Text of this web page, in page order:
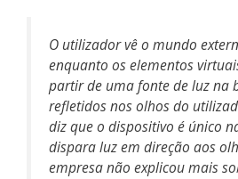
O utilizador vê o mundo
enquanto os elementos
partir de uma fonte de luz na
refletidos nos olhos do
diz que o dispositivo é único
dispara luz em direção aos
empresa não explicou mais